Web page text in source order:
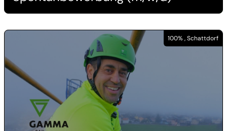
100% , Schattdorf